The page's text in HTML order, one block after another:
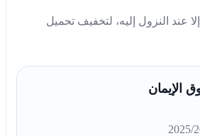
عند النزول إليه، لتخفيف تحميل
الإيمان